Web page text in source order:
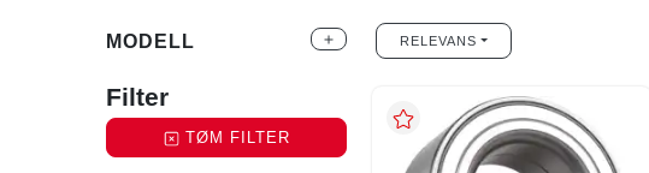
add
MODELL
Filter
TØM FILTER
RELEVANS